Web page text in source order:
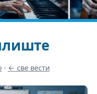
· ← све вести